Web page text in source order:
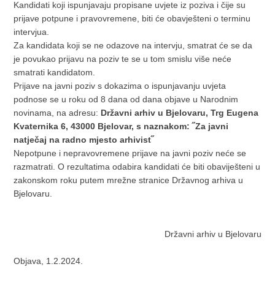
Kandidati koji ispunjavaju propisane uvjete iz poziva i čije su
prijave potpune i pravovremene, biti će obavješteni o terminu
intervjua.
Za kandidata koji se ne odazove na intervju, smatrat će se da
je povukao prijavu na poziv te se u tom smislu više neće
smatrati kandidatom.
Prijave na javni poziv s dokazima o ispunjavanju uvjeta
podnose se u roku od 8 dana od dana objave u Narodnim
novinama, na adresu: Državni arhiv u Bjelovaru, Trg Eugena
Kvaternika 6, 43000 Bjelovar, s naznakom: ˝Za javni
natječaj na radno mjesto arhivist˝
Nepotpune i nepravovremene prijave na javni poziv neće se
razmatrati. O rezultatima odabira kandidati će biti obaviješteni u
zakonskom roku putem mrežne stranice Državnog arhiva u
Bjelovaru.
Državni arhiv u Bjelovaru
Objava, 1.2.2024.